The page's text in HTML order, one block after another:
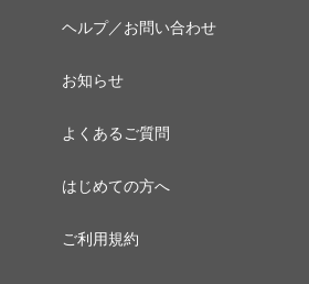
ヘルプ／お問い合わせ
お知らせ
よくあるご質問
はじめての方へ
ご利用規約